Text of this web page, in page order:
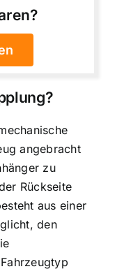
angebracht
zu
Rückseite
aus einer
den